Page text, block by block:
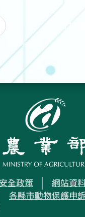
全政策
網站資
各縣市動物保護申